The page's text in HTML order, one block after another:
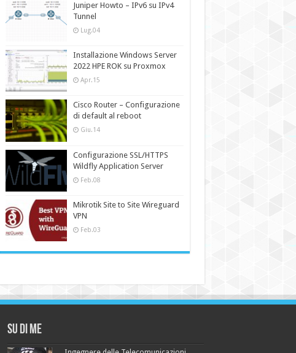
Juniper Howto – IPv6 su IPv4
Tunnel
Lug.04
Installazione Windows Server
2022 HPE ROK su Proxmox
Apr.15
Cisco Router – Configurazione
di default al reboot
Giu.14
Configurazione SSL/HTTPS
Wildfly Application Server
Feb.08
Mikrotik Site to Site Wireguard
VPN
Feb.03
Su di me